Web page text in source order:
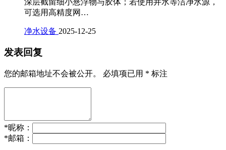
可选用高精度网…
净水设备 2025-12-25
发表回复
您的邮箱地址不会被公开。 必填项已用 * 标注
*昵称：
*邮箱：